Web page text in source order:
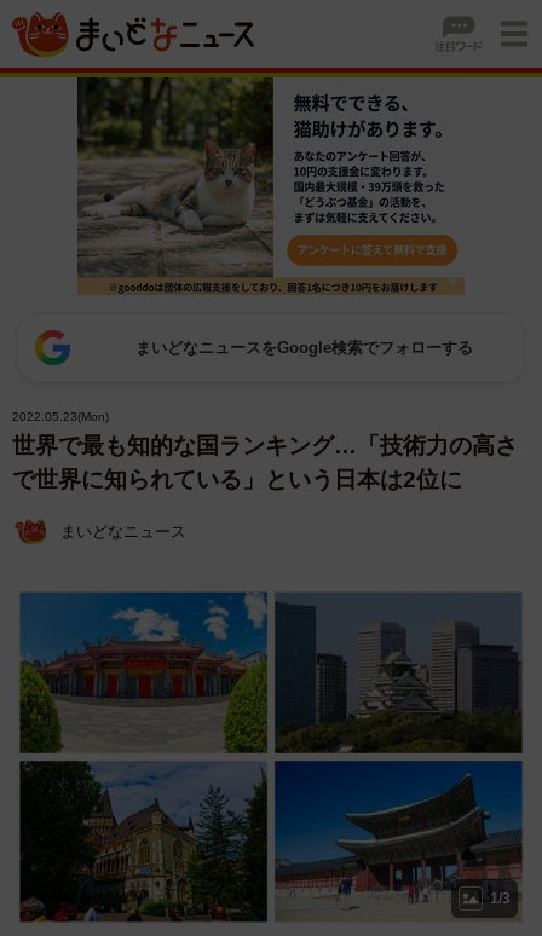
まいどなニュースをGoogle検索でフォローする
2022.05.23(Mon)
世界で最も知的な国ランキング…「技術力の高さ
で世界に知られている」という日本は2位に
まいどなニュース
1/3